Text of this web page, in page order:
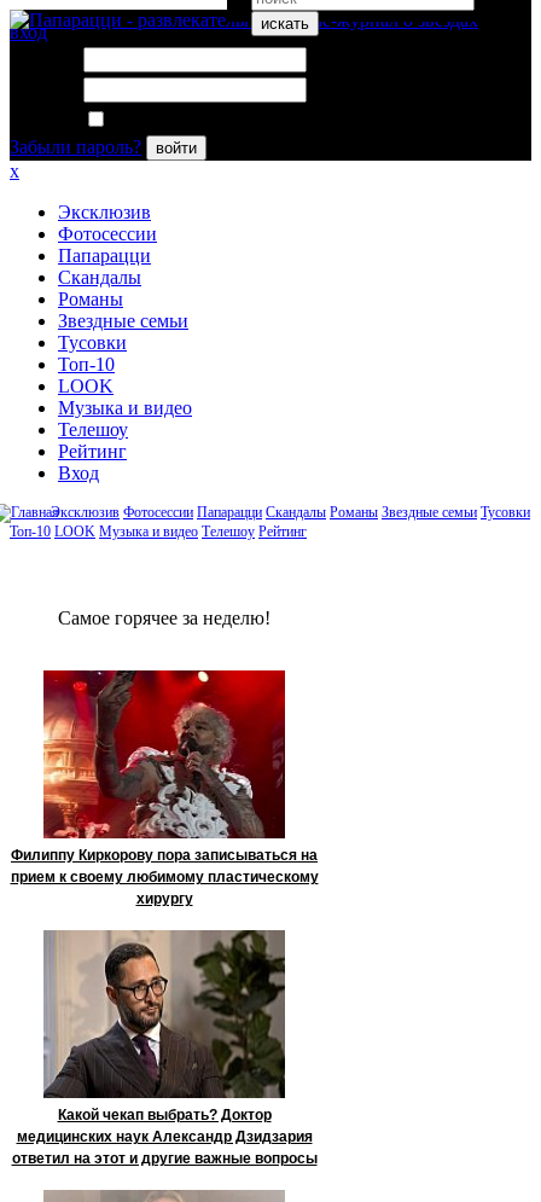
искать
вход
Забыли пароль?
войти
x
Эксклюзив
Фотосессии
Папарацци
Скандалы
Романы
Звездные семьи
Тусовки
Топ-10
LOOK
Музыка и видео
Телешоу
Рейтинг
Вход
Эксклюзив Фотосессии Папарацци Скандалы Романы Звездные семьи Тусовки
Топ-10 LOOK Музыка и видео Телешоу Рейтинг
Сaмое гoрячее за неделю!
Филиппу Киркорову пора записываться на
прием к своему любимому пластическому
хирургу
Какой чекап выбрать? Доктор
медицинских наук Александр Дзидзария
ответил на этот и другие важные вопросы